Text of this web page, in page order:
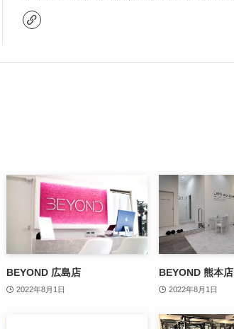
BEYOND 広島店
2022年8月1日
BEYOND 熊本店
2022年8月1日